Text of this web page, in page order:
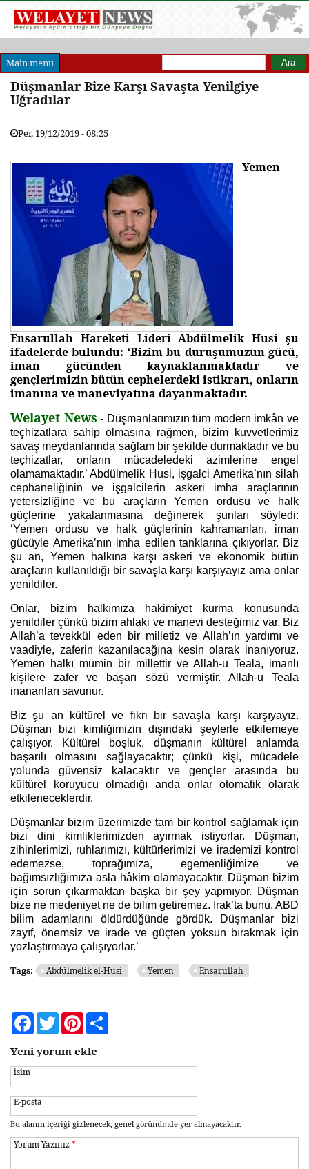
Main menu Arama formu
Ara
Düşmanlar Bize Karşı Savaşta Yenilgiye
Uğradılar
Per, 19/12/2019 - 08:25
Yemen
Ensarullah Hareketi Lideri Abdülmelik Husi şu
ifadelerde bulundu: ‘Bizim bu duruşumuzun gücü,
iman gücünden kaynaklanmaktadır ve
gençlerimizin bütün cephelerdeki istikrarı, onların
imanına ve maneviyatına dayanmaktadır.
Welayet News - Düşmanlarımızın tüm modern imkân ve
teçhizatlara sahip olmasına rağmen, bizim kuvvetlerimiz
savaş meydanlarında sağlam bir şekilde durmaktadır ve bu
teçhizatlar, onların mücadeledeki azimlerine engel
olamamaktadır.’ Abdülmelik Husi, işgalci Amerika’nın silah
cephaneliğinin ve işgalcilerin askeri imha araçlarının
yetersizliğine ve bu araçların Yemen ordusu ve halk
güçlerine yakalanmasına değinerek şunları söyledi:
‘Yemen ordusu ve halk güçlerinin kahramanları, iman
gücüyle Amerika’nın imha edilen tanklarına çıkıyorlar. Biz
şu an, Yemen halkına karşı askeri ve ekonomik bütün
araçların kullanıldığı bir savaşla karşı karşıyayız ama onlar
yenildiler.
Onlar, bizim halkımıza hakimiyet kurma konusunda
yenildiler çünkü bizim ahlaki ve manevi desteğimiz var. Biz
Allah’a tevekkül eden bir milletiz ve Allah’ın yardımı ve
vaadiyle, zaferin kazanılacağına kesin olarak inanıyoruz.
Yemen halkı mümin bir millettir ve Allah-u Teala, imanlı
kişilere zafer ve başarı sözü vermiştir. Allah-u Teala
inananları savunur.
Biz şu an kültürel ve fikri bir savaşla karşı karşıyayız.
Düşman bizi kimliğimizin dışındaki şeylerle etkilemeye
çalışıyor. Kültürel boşluk, düşmanın kültürel anlamda
başarılı olmasını sağlayacaktır; çünkü kişi, mücadele
yolunda güvensiz kalacaktır ve gençler arasında bu
kültürel koruyucu olmadığı anda onlar otomatik olarak
etkileneceklerdir.
Düşmanlar bizim üzerimizde tam bir kontrol sağlamak için
bizi dini kimliklerimizden ayırmak istiyorlar. Düşman,
zihinlerimizi, ruhlarımızı, kültürlerimizi ve irademizi kontrol
edemezse, toprağımıza, egemenliğimize ve
bağımsızlığımıza asla hâkim olamayacaktır. Düşman bizim
için sorun çıkarmaktan başka bir şey yapmıyor. Düşman
bize ne medeniyet ne de bilim getiremez. Irak’ta bunu, ABD
bilim adamlarını öldürdüğünde gördük. Düşmanlar bizi
zayıf, önemsiz ve irade ve güçten yoksun bırakmak için
yozlaştırmaya çalışıyorlar.’
Tags: Abdülmelik el-Husi Yemen Ensarullah
FacebookTwitterPinterest
Yeni yorum ekle
isim
E-posta
Bu alanın içeriği gizlenecek, genel görünümde yer almayacaktır.
Yorum Yazınız*